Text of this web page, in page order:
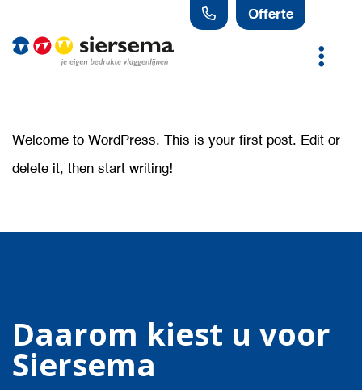
Offerte
Welcome to WordPress. This is your first post. Edit or
delete it, then start writing!
Daarom kiest u voor
Siersema